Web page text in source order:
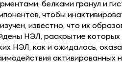
белками гранул и
чтобы
известно, что их
НЭЛ, раскрытие которых
НЭЛ, как и ожидалось,